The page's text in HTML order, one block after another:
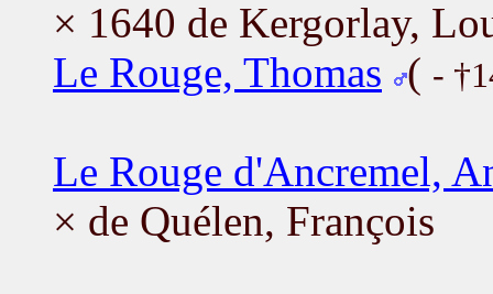
× 1640 de Kergorlay,
Le Rouge, Thomas ( -
Le Rouge d'Ancremel,
× de Quélen, François